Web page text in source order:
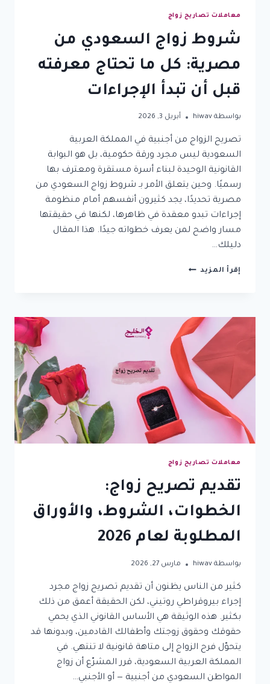
معاملات تصاريح زواج
شروط زواج السعودي من
مصرية: كل ما تحتاج معرفته
قبل أن تبدأ الإجراءات
بواسطة hiwav أبريل 3, 2026
تصريح الزواج من أجنبية في المملكة العربية
السعودية ليس مجرد ورقة حكومية، بل هو البوابة
القانونية الوحيدة لبناء أسرة مستقرة ومعترف بها
رسميًا. وحين يتعلق الأمر بـ شروط زواج السعودي من
مصرية تحديدًا، يجد كثيرون أنفسهم أمام منظومة
إجراءات تبدو معقدة في ظاهرها، لكنها في حقيقتها
مسار واضح لمن يعرف خطواته جيدًا. هذا المقال
دليلك…
إقرأ المزيد شروط
مصرية:
كل
تحتاج
معرفته
قبل
أن
تبدأ
الإجراءات
معاملات تصاريح زواج
تقديم تصريح زواج:
الخطوات، الشروط، والأوراق
المطلوبة لعام 2026
بواسطة hiwav مارس 27, 2026
كثير من الناس يظنون أن تقديم تصريح زواج مجرد
إجراء بيروقراطي روتيني، لكن الحقيقة أعمق من ذلك
بكثير. هذه الوثيقة هي الأساس القانوني الذي يحمي
حقوقك وحقوق زوجتك وأطفالك القادمين، وبدونها قد
يتحوّل فرح الزواج إلى متاهة قانونية لا تنتهي. في
المملكة العربية السعودية، قرر المشرّع أن زواج
المواطن السعودي من أجنبية — أو الأجنبي…